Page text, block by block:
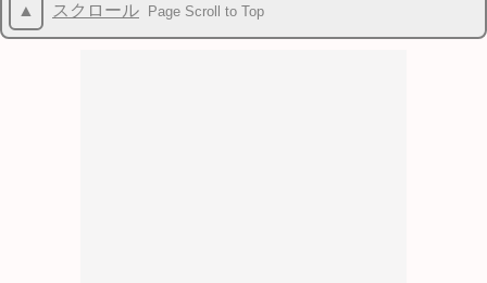
▲ スクロール Page Scroll to Top